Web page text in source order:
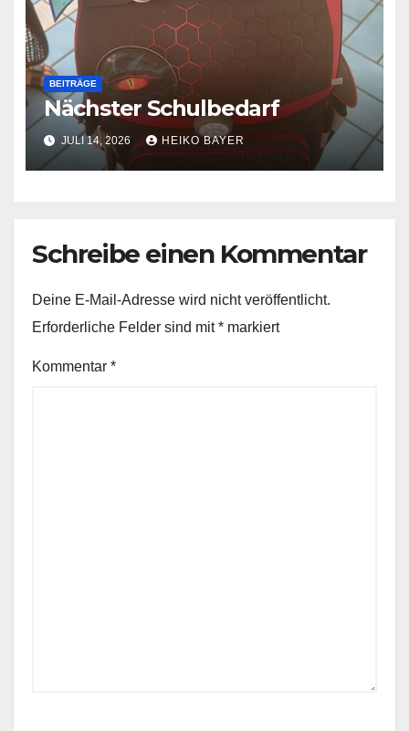
BEITRÄGE
Nächster Schulbedarf
JULI 14, 2026 HEIKO BAYER
Schreibe einen Kommentar
Deine E-Mail-Adresse wird nicht veröffentlicht.
Erforderliche Felder sind mit* markiert
Kommentar *